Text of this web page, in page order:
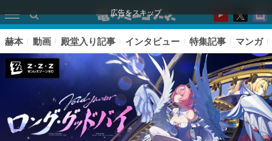
広告をスキップ
赫本 動画 殿堂入り記事 インタビュー 特集記事 マンガ